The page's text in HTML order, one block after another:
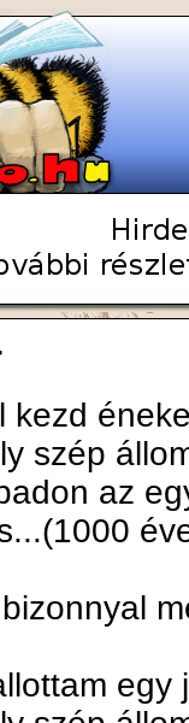
kezd
szép
az
egy